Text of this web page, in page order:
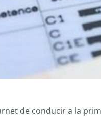
de conducir a la